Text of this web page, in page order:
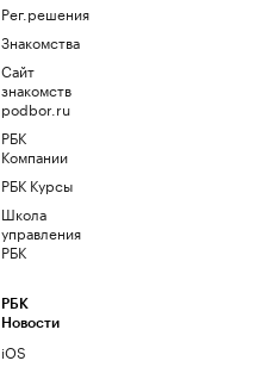
Рег.решения
Знакомства
Сайт
знакомств
podbor.ru
РБК
Компании
РБК Курсы
Школа
управления
РБК
РБК
Новости
iOS